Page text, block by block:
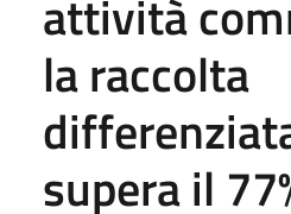
attività
la raccolta
supera il